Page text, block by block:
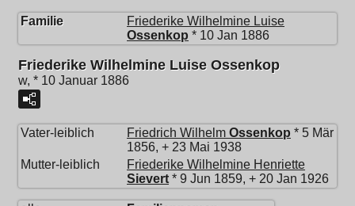
Familie
Friederike Wilhelmine Luise
Ossenkop * 10 Jan 1886
Friederike Wilhelmine Luise Ossenkop
w, * 10 Januar 1886
Vater-leiblich Friedrich Wilhelm Ossenkop * 5 Mär
1856, + 23 Mai 1938
Mutter-leiblich
Friederike Wilhelmine Henriette
Sievert * 9 Jun 1859, + 20 Jan 1926